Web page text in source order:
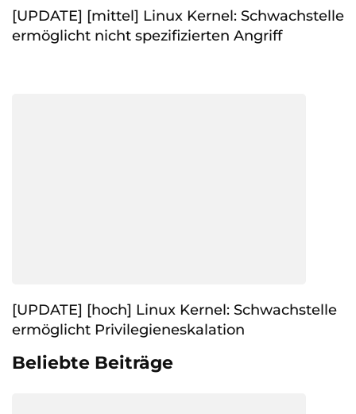
[UPDATE] [mittel] Linux Kernel: Schwachstelle
ermöglicht nicht spezifizierten Angriff
[UPDATE] [hoch] Linux Kernel: Schwachstelle
ermöglicht Privilegieneskalation
Beliebte Beiträge